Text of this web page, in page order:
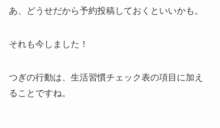
あ、どうせだから予約投稿しておくといいかも。
それも今しました！
つぎの行動は、生活習慣チェック表の項目に加え
ることですね。